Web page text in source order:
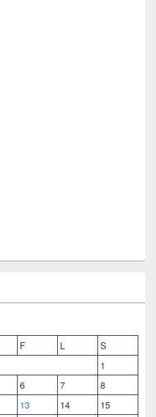
F L
S
1
6 7
8
13 14
15